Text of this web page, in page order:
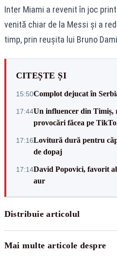
Inter Miami a revenit în joc
venită chiar de la Messi și a
timp, prin reușita lui Bruno
CITEȘTE ȘI
15:50Complot dejucat în
17:44Un influencer din Timiș,
provocări făcea pe
17:16Lovitură dură pentru
de dopaj
17:14David Popovici, favorit
aur
Distribuie articolul
Mai multe articole despre